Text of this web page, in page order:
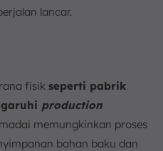
lancar.
fisik seperti pabrik
production
memungkinkan proses
bahan baku dan